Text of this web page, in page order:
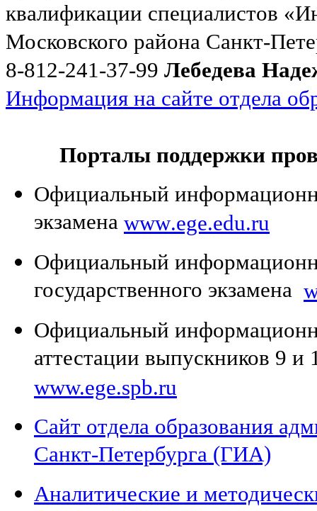
квалификации специалистов
Московского района Санкт-
8-812-241-37-99 Лебедева
Информация на сайте отдела
Порталы поддержки
Официальный
экзамена www.ege.edu.ru
Официальный
государственного экзамена
Официальный
аттестации выпускников 9 и
www.ege.spb.ru
Сайт отдела образования
Санкт-Петербурга (ГИА)
Аналитические и